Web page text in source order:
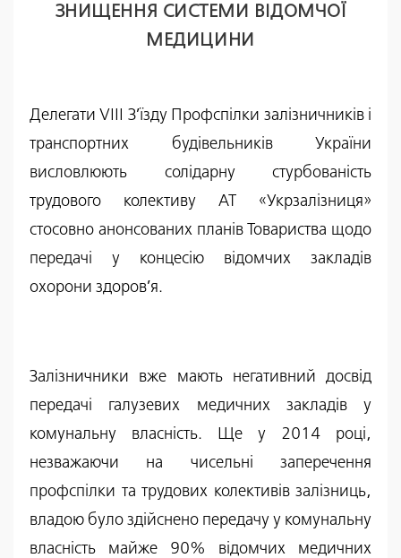
ЗНИЩЕННЯ СИСТЕМИ ВІДОМЧОЇ
МЕДИЦИНИ
Делегати VIII З’їзду Профспілки залізничників і
транспортних будівельників України
висловлюють солідарну стурбованість
трудового колективу АТ «Укрзалізниця»
стосовно анонсованих планів Товариства щодо
передачі у концесію відомчих закладів
охорони здоров’я.
Залізничники вже мають негативний досвід
передачі галузевих медичних закладів у
комунальну власність. Ще у 2014 році,
незважаючи на чисельні заперечення
профспілки та трудових колективів залізниць,
владою було здійснено передачу у комунальну
власність майже 90% відомчих медичних